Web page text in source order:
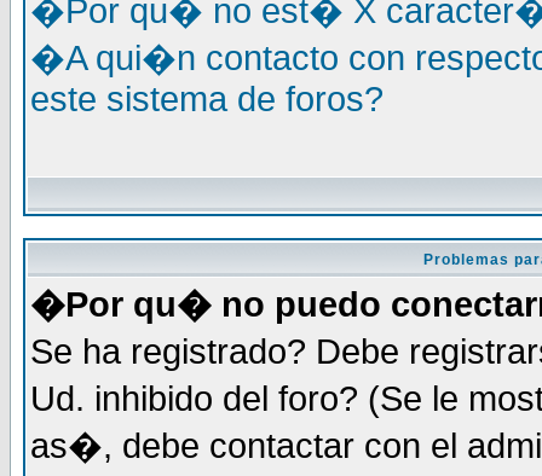
�Por qu� no est� X
�A qui�n contacto con
este sistema de foros?
Problemas
�Por qu� no puedo
Se ha registrado? Debe
Ud. inhibido del foro? (Se le
as�, debe contactar con el